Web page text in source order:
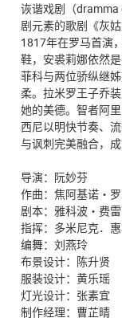
诙谐戏剧（
剧元素的歌剧《灰
1817年在罗马首演
鞋，安裘莉娜依然
菲科与两位骄纵继
柔。拉米罗王子乔
她的美德。智者阿
西尼以明快节奏、
与讽刺完美融合，成
导演：阮妙芬
作曲：焦阿基诺・
剧本：雅科波・费
指挥：多米尼克．
编舞：刘燕玲
布景设计：陈升贤
服装设计：黄乐瑶
灯光设计：张素宜
制作经理：曹芷晴